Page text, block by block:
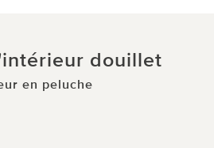
douillet
en peluche